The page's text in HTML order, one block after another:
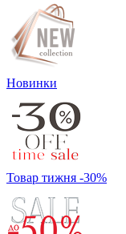
Новинки
Товар тижня -30%